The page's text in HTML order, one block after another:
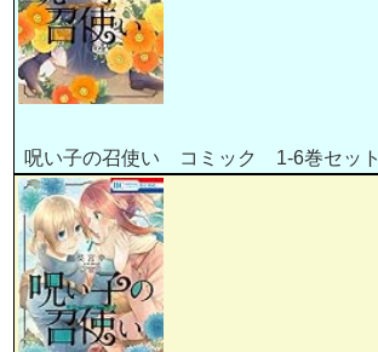
呪い子の召使い コミック 1-6巻セット